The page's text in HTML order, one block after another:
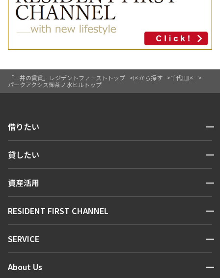
「三井の賃貸」レジデントファーストトップ 区から探す
千代田区
パークアクシス御茶ノ水ヒルトップ
借りたい 開閉
人気エリアから探す
新着情報から探す
新着募集情報
貸したい 開閉
お問い合わせ
資産活用 開閉
お問い合わせ
RESIDENT FIRST CHANNEL 開閉
マンションレポート
住まいのコラム
SERVICE 開閉
会員ページ
About Us 開閉